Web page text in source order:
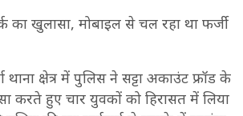
का खुलासा, मोबाइल से चल रहा था फर्जी
थाना क्षेत्र में पुलिस ने सट्टा अकाउंट फ्रॉड के
करते हुए चार युवकों को हिरासत में लिया